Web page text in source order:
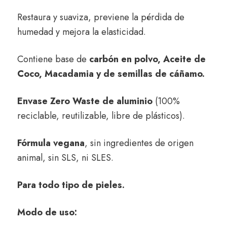
Restaura y suaviza, previene la pérdida de
humedad y mejora la elasticidad.
Contiene base de carbón en polvo, Aceite de
Coco, Macadamia y de semillas de cáñamo.
Envase Zero Waste de aluminio (100%
reciclable, reutilizable, libre de plásticos).
Fórmula vegana, sin ingredientes de origen
animal, sin SLS, ni SLES.
Para todo tipo de pieles.
Modo de uso: